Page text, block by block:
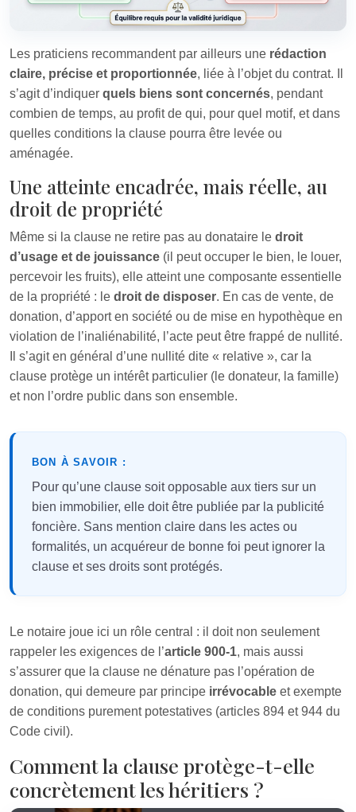
Les praticiens recommandent par ailleurs une rédaction
claire, précise et proportionnée, liée à l’objet du contrat. Il
s’agit d’indiquer quels biens sont concernés, pendant
combien de temps, au profit de qui, pour quel motif, et dans
quelles conditions la clause pourra être levée ou
aménagée.
Une atteinte encadrée, mais réelle, au
droit de propriété
Même si la clause ne retire pas au donataire le droit
d’usage et de jouissance (il peut occuper le bien, le louer,
percevoir les fruits), elle atteint une composante essentielle
de la propriété : le droit de disposer. En cas de vente, de
donation, d’apport en société ou de mise en hypothèque en
violation de l’inaliénabilité, l’acte peut être frappé de nullité.
Il s’agit en général d’une nullité dite « relative », car la
clause protège un intérêt particulier (le donateur, la famille)
et non l’ordre public dans son ensemble.
BON À SAVOIR :
Pour qu’une clause soit opposable aux tiers sur un
bien immobilier, elle doit être publiée par la publicité
foncière. Sans mention claire dans les actes ou
formalités, un acquéreur de bonne foi peut ignorer la
clause et ses droits sont protégés.
Le notaire joue ici un rôle central : il doit non seulement
rappeler les exigences de l’article 900‑1, mais aussi
s’assurer que la clause ne dénature pas l’opération de
donation, qui demeure par principe irrévocable et exempte
de conditions purement potestatives (articles 894 et 944 du
Code civil).
Comment la clause protège-t-elle
concrètement les héritiers ?